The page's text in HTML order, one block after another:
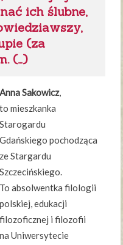
ich ślubne,
(za
(…)
Anna Sakowicz,
to mieszkanka
Starogardu
Gdańskiego pochodząca
ze Stargardu
Szczecińskiego.
To absolwentka filologii
polskiej, edukacji
filozoficznej i filozofii
na Uniwersytecie